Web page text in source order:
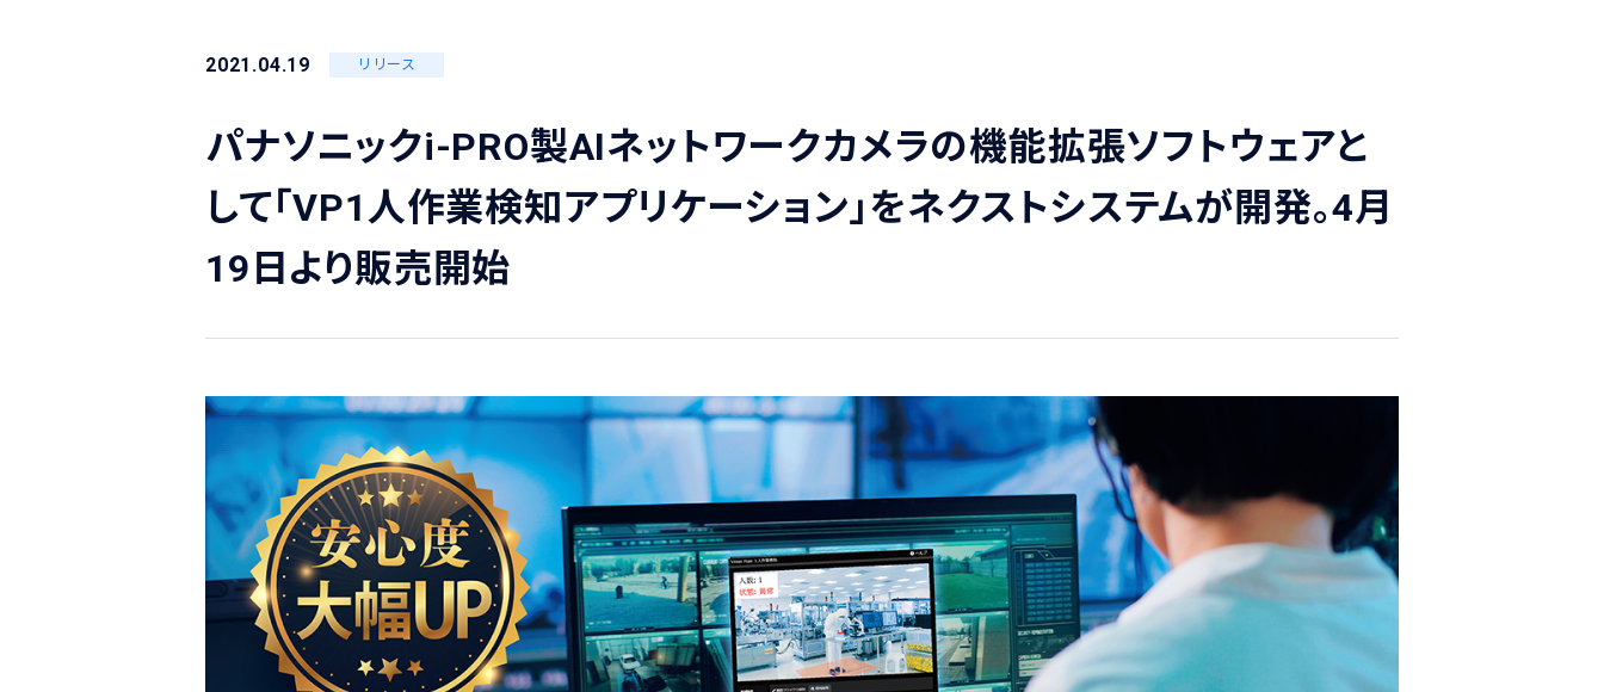
2021.04.19 リリース
パナソニックi-PRO製AIネットワークカメラの機能拡張ソフトウェアと
して「VP1人作業検知アプリケーション」をネクストシステムが開発。4月
19日より販売開始